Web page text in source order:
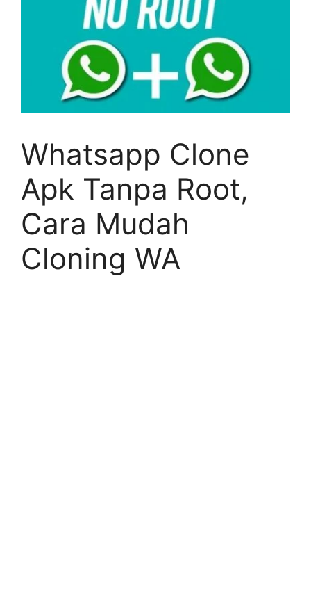
Whatsapp Clone
Apk Tanpa Root,
Cara Mudah
Cloning WA